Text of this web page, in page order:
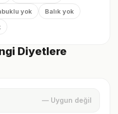
yok
Balık yok
Diyetlere
— Uygun değil